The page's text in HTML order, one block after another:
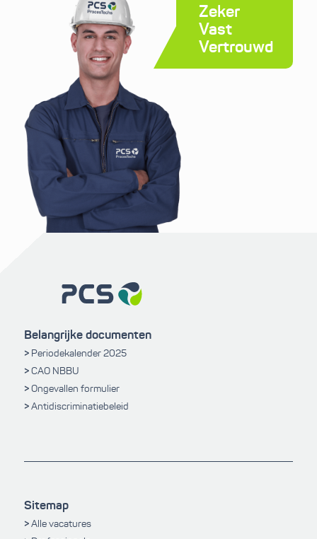
Zeker
Vast
Vertrouwd
Belangrijke documenten
Periodekalender 2025
CAO NBBU
Ongevallen formulier
Antidiscriminatiebeleid
Sitemap
Alle vacatures